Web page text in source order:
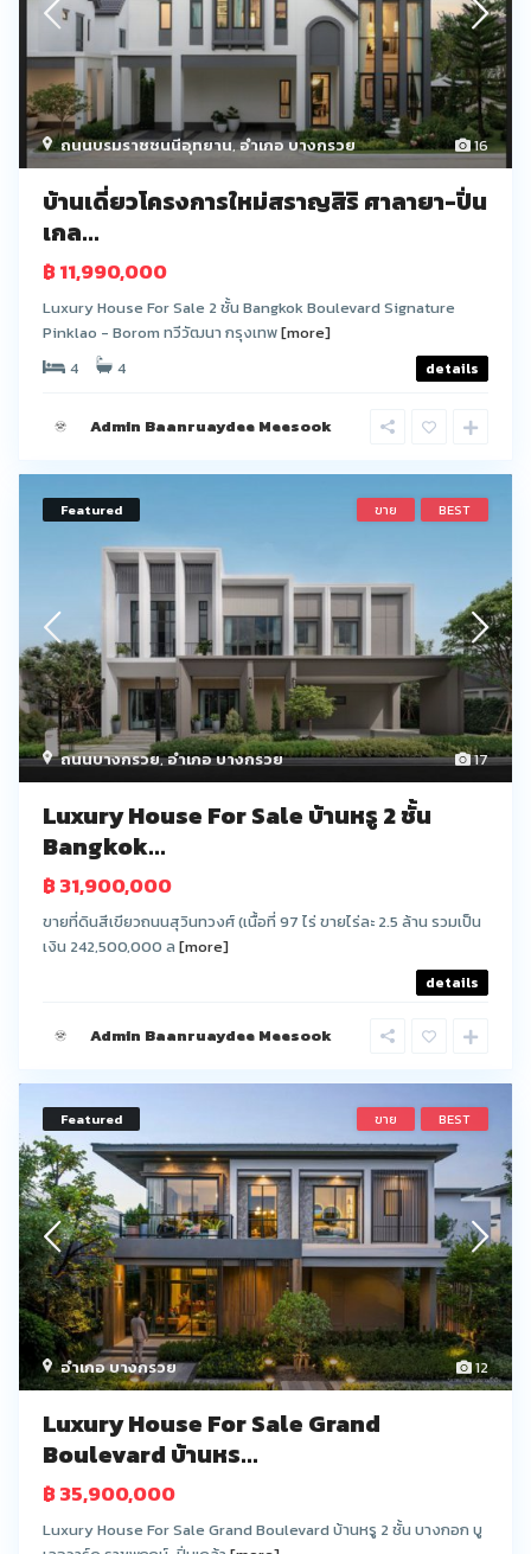
16
ถนนบรมราชชนนีอุทยาน,อำเภอ บางกรวย
บ้านเดี่ยวโครงการใหม่สราญสิริ ศาลายา-ปิ่น
เกล...
฿ 11,990,000
Luxury House For Sale 2 ชั้น Bangkok Boulevard Signature
Pinklao - Borom ทวีวัฒนา กรุงเทพ[more]
4
4 details
Admin Baanruaydee Meesook
17
ถนนบางกรวย,อำเภอ บางกรวย
Featured ขาย BEST
Luxury House For Sale บ้านหรู 2 ชั้น
Bangkok...
฿ 31,900,000
ขายที่ดินสีเขียวถนนสุวินทวงศ์ (เนื้อที่ 97 ไร่ ขายไร่ละ 2.5 ล้าน รวมเป็น
เงิน 242,500,000 ล [more]
details
Admin Baanruaydee Meesook
12
อำเภอ บางกรวย
Featured ขาย BEST
Luxury House For Sale Grand
Boulevard บ้านหร...
฿ 35,900,000
Luxury House For Sale Grand Boulevard บ้านหรู 2 ชั้น บางกอก บู